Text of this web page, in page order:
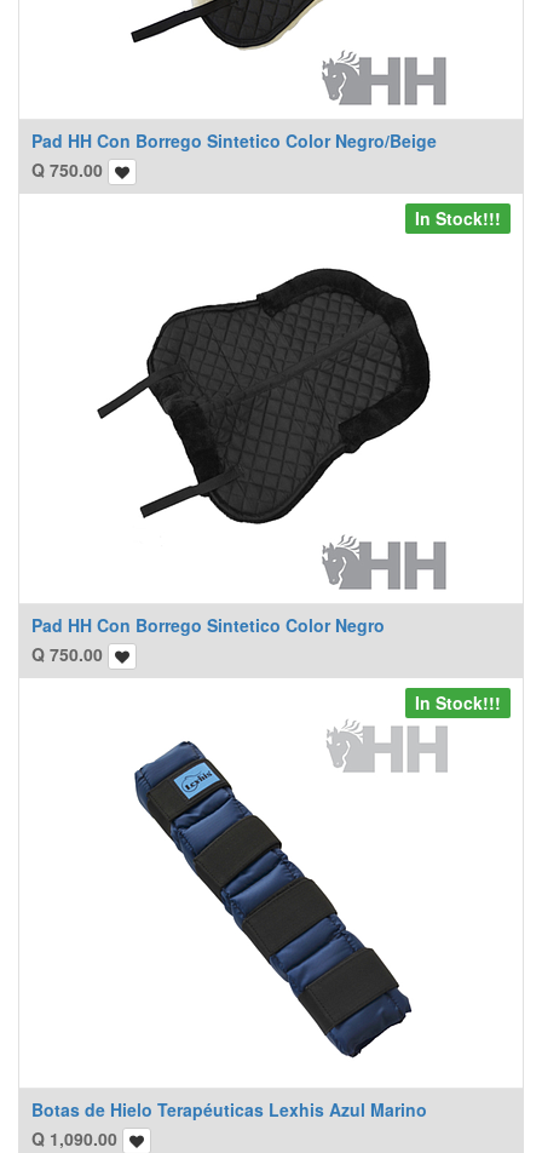
Pad HH Con Borrego Sintetico Color Negro/Beige
Q 750.00
Pad HH Con Borrego Sintetico Color Negro
Q 750.00
In Stock!!!
Botas de Hielo Terapéuticas Lexhis Azul Marino
Q 1,090.00
In Stock!!!